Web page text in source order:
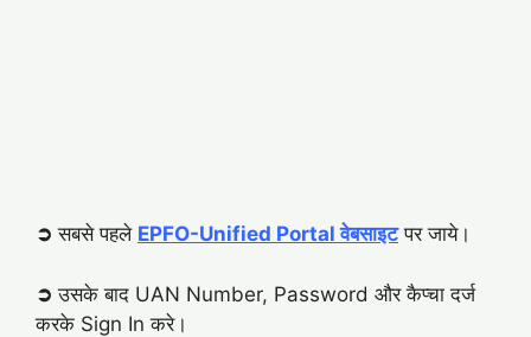
➲ सबसे पहले EPFO-Unified Portal वेबसाइटपर जाये।
➲ उसके बाद UAN Number, Password और कैप्चा दर्ज
करके Sign In करे।